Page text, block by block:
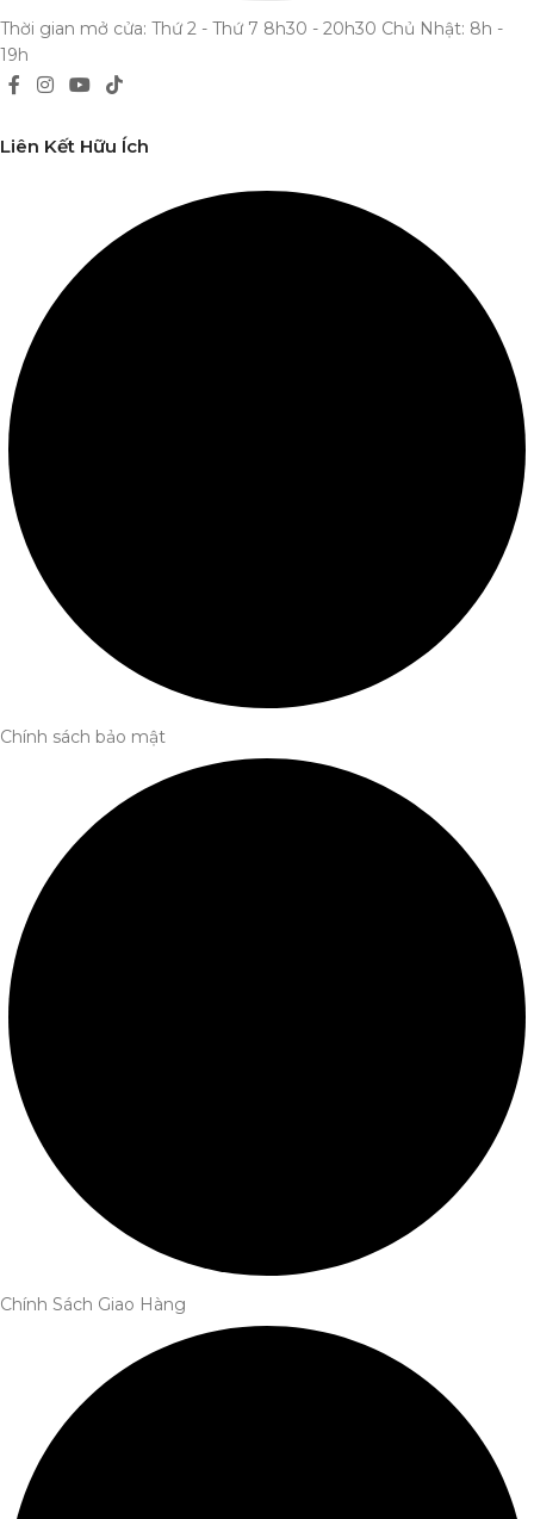
Thời gian mở cửa: Thứ 2 - Thứ 7 8h30 - 20h30 Chủ Nhật: 8h -
19h
Liên Kết Hữu Ích
Chính sách bảo mật
Chính Sách Giao Hàng